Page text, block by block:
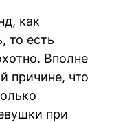
как
, то есть
Вполне
причине, что
при